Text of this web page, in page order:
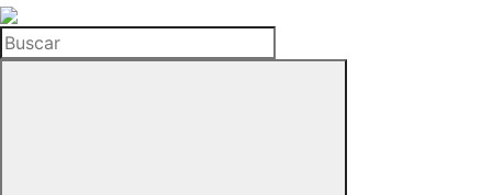
La
Hemeroteca
del
Buscar